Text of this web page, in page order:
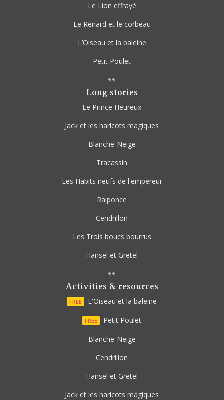
Le Lion effrayé
Le Renard et le corbeau
L’Oiseau et la baleine
Petit Poulet
**
Long stories
Le Prince Heureux
Jack et les haricots magiques
Blanche-Neige
Tracassin
Les Habits neufs de l'empereur
Raiponce
Cendrillon
Les Trois boucs bourrus
Hansel et Gretel
**
Activities & resources
FREE L'Oiseau et la baleine
FREE
Petit Poulet
Blanche-Neige
Cendrillon
Hansel et Gretel
Jack et les haricots magiques